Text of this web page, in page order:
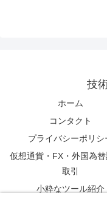
技
ホーム
コンタクト
プライバシーポリシ
仮想通貨・FX・外国為
取引
小粋なツール紹介